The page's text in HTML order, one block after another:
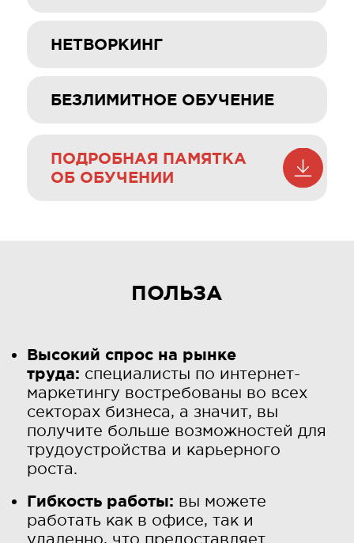
материалы в комфортном для вас темпе,
НЕТВОРКИНГ
в форумах и бизнес-клубе
БЕЗЛИМИТНОЕ ОБУЧЕНИЕ
повышения квалификации
из расписания Moscow Business School,
ПОДРОБНАЯ ПАМЯТКА
ОБ ОБУЧЕНИИ
ПОЛЬЗА
Высокий спрос на рынке
труда: специалисты по интернет-
маркетингу востребованы во всех
секторах бизнеса, а значит, вы
получите больше возможностей для
трудоустройства и карьерного
роста.
Гибкость работы: вы можете
работать как в офисе, так и
удаленно, что предоставляет